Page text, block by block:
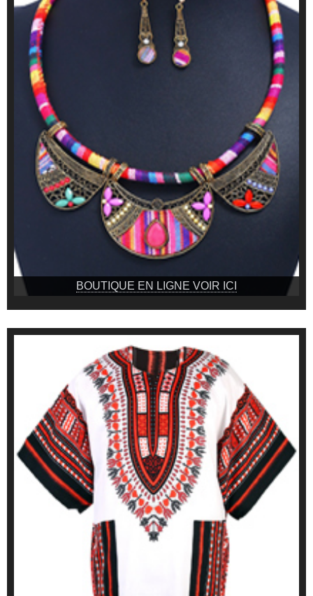
BOUTIQUE EN LIGNE VOIR ICI